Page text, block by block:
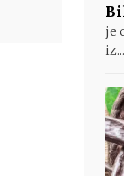
je
iz...